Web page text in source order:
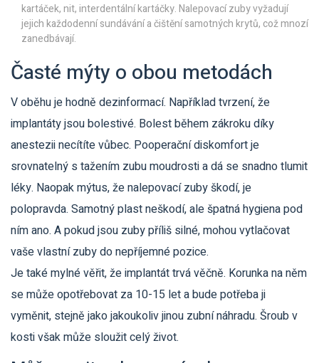
kartáček, nit, interdentální kartáčky. Nalepovací zuby vyžadují
jejich každodenní sundávání a čištění samotných krytů, což mnozí
zanedbávají.
Časté mýty o obou metodách
V oběhu je hodně dezinformací. Například tvrzení, že
implantáty jsou bolestivé. Bolest během zákroku díky
anestezii necítíte vůbec. Pooperační diskomfort je
srovnatelný s tažením zubu moudrosti a dá se snadno tlumit
léky. Naopak mýtus, že nalepovací zuby škodí, je
polopravda. Samotný plast neškodí, ale špatná hygiena pod
ním ano. A pokud jsou zuby příliš silné, mohou vytlačovat
vaše vlastní zuby do nepříjemné pozice.
Je také mylné věřit, že implantát trvá věčně. Korunka na něm
se může opotřebovat za 10-15 let a bude potřeba ji
vyměnit, stejně jako jakoukoliv jinou zubní náhradu. Šroub v
kosti však může sloužit celý život.